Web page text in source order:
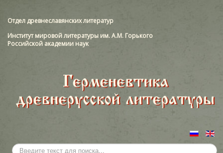
Отдел древнеславянских литератур
Институт мировой литературы им. А.М. Горького
Российской академии наук
Искать...